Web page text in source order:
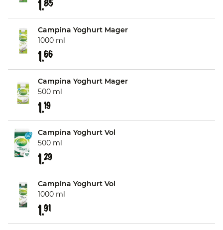
1.85
Campina Yoghurt Mager
1000 ml
1.66
Campina Yoghurt Mager
500 ml
1.19
Campina Yoghurt Vol
500 ml
1.29
Campina Yoghurt Vol
1000 ml
1.91